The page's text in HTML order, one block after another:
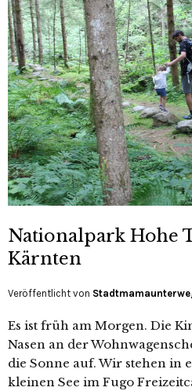
Nationalpark Hohe
Kärnten
Veröffentlicht von
Es ist früh am Morgen. Die
Nasen an der
die Sonne auf. Wir stehen in
kleinen See im Fugo